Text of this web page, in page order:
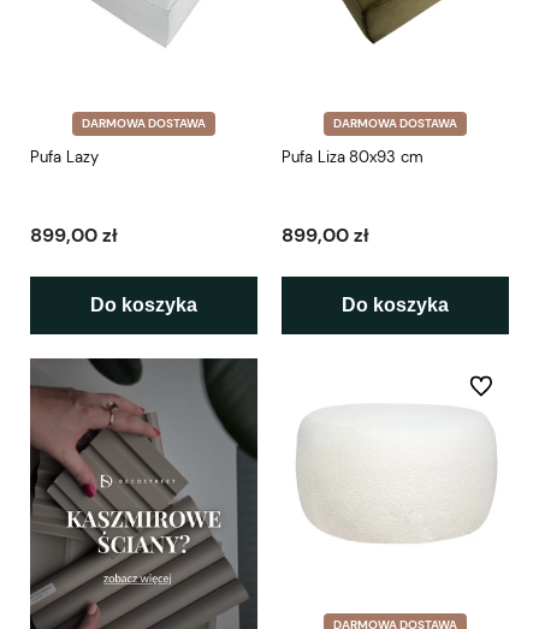
DARMOWA DOSTAWA
Pufa Lazy
899,00 zł
Do koszyka
DARMOWA DOSTAWA
Pufa Liza 80x93 cm
899,00 zł
Do koszyka
DARMOWA DOSTAWA
Do